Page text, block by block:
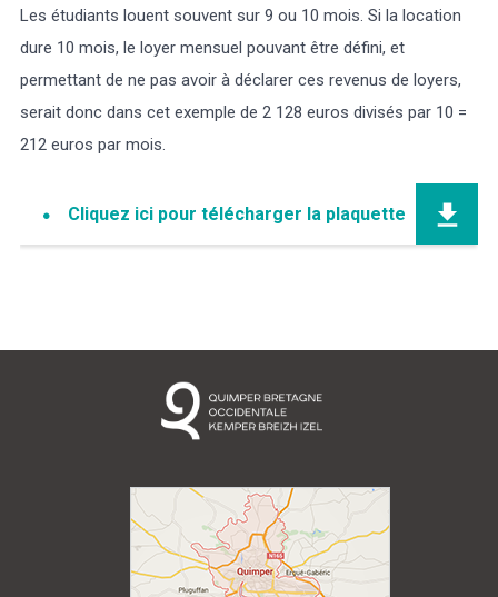
Les étudiants louent souvent sur 9 ou 10 mois. Si la location
dure 10 mois, le loyer mensuel pouvant être défini, et
permettant de ne pas avoir à déclarer ces revenus de loyers,
serait donc dans cet exemple de 2 128 euros divisés par 10 =
212 euros par mois.
Cliquez ici pour télécharger la plaquette